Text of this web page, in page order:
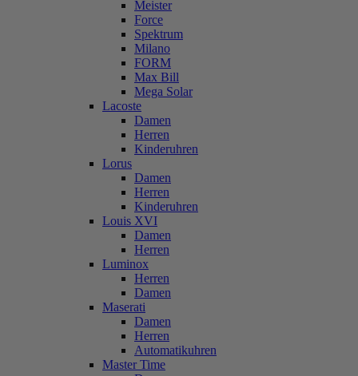
Meister
Force
Spektrum
Milano
FORM
Max Bill
Mega Solar
Lacoste
Damen
Herren
Kinderuhren
Lorus
Damen
Herren
Kinderuhren
Louis XVI
Damen
Herren
Luminox
Herren
Damen
Maserati
Damen
Herren
Automatikuhren
Master Time